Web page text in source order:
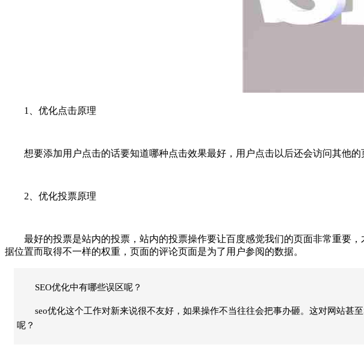
1、优化点击原理
想要添加用户点击的话要知道哪种点击效果最好，用户点击以后还会访问其他的
2、优化投票原理
最好的投票是站内的投票，站内的投票操作要让百度感觉我们的页面非常重要，
据位置而取得不一样的权重，页面的评论页面是为了用户参阅的数据。
SEO优化中有哪些误区呢？
seo优化这个工作对新来说很不友好，如果操作不当往往会把事办砸。这对网站甚
呢？